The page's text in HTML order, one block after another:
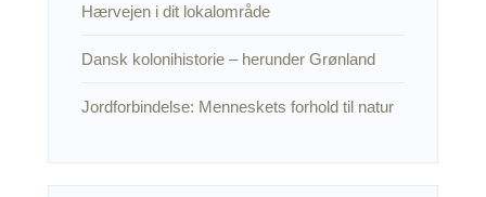
Hærvejen i dit lokalområde
Dansk kolonihistorie – herunder Grønland
Jordforbindelse: Menneskets forhold til natur